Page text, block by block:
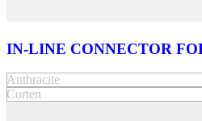
IN-LINE CONNECTOR
Anthracite
Corten